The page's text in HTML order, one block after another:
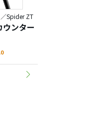
Spider ZT
ンター